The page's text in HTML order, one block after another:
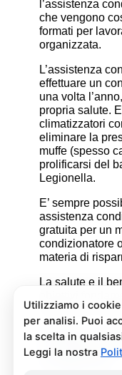
l’assistenza
che vengono
formati per
organizzata.
L’assistenza
effettuare un
una volta
propria salute.
climatizzatori
eliminare la
muffe (spesso
prolificarsi del
Legionella.
E’ sempre
assistenza
gratuita per un
condizionatore
materia di
La salute e il
assistenza
Pulizia e
Carignano